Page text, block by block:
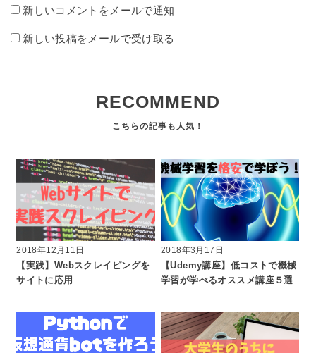
新しいコメントをメールで通知
新しい投稿をメールで受け取る
RECOMMEND
2018年12月11日
【実践】Webスクレイピングを
サイトに応用
2018年3月17日
【Udemy講座】低コストで機械
学習が学べるオススメ講座５選